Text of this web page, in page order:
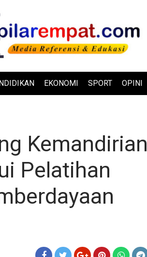
EKONOMI SPORT OPINI
Kemandirian
Pelatihan